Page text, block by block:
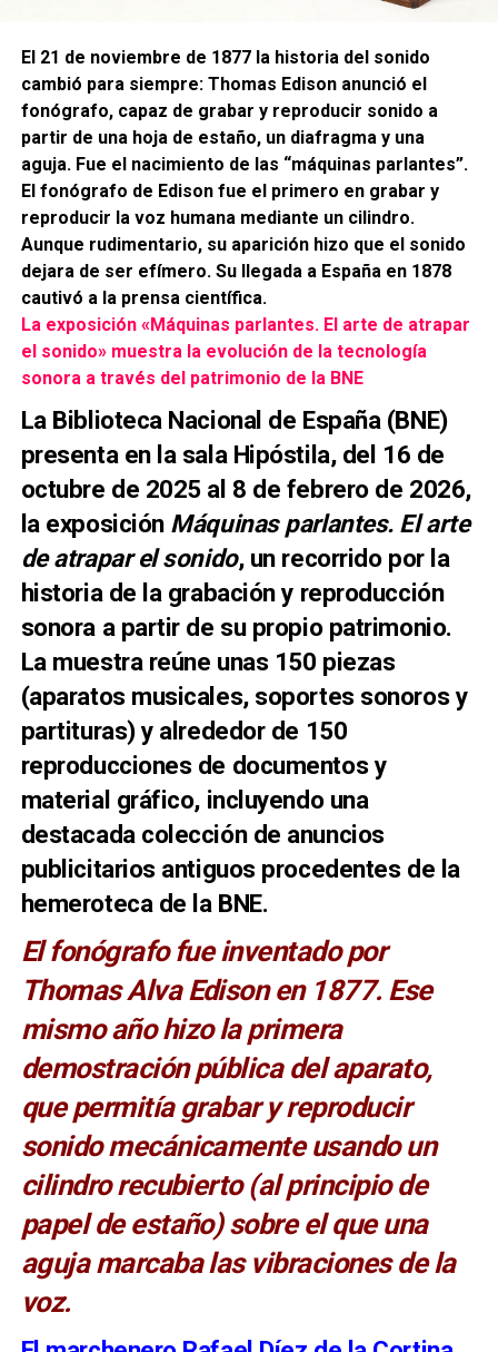
El 21 de noviembre de 1877 la historia del sonido
cambió para siempre: Thomas Edison anunció el
fonógrafo, capaz de grabar y reproducir sonido a
partir de una hoja de estaño, un diafragma y una
aguja. Fue el nacimiento de las “máquinas parlantes”.
El fonógrafo de Edison fue el primero en grabar y
reproducir la voz humana mediante un cilindro.
Aunque rudimentario, su aparición hizo que el sonido
dejara de ser efímero. Su llegada a España en 1878
cautivó a la prensa científica.
La exposición «Máquinas parlantes. El arte de atrapar
el sonido» muestra la evolución de la tecnología
sonora a través del patrimonio de la BNE
La Biblioteca Nacional de España (BNE)
presenta en la sala Hipóstila, del 16 de
octubre de 2025 al 8 de febrero de 2026,
la exposición Máquinas parlantes. El arte
de atrapar el sonido, un recorrido por la
historia de la grabación y reproducción
sonora a partir de su propio patrimonio.
La muestra reúne unas 150 piezas
(aparatos musicales, soportes sonoros y
partituras) y alrededor de 150
reproducciones de documentos y
material gráfico, incluyendo una
destacada colección de anuncios
publicitarios antiguos procedentes de la
hemeroteca de la BNE.
El fonógrafo fue inventado por
Thomas Alva Edison en 1877. Ese
mismo año hizo la primera
demostración pública del aparato,
que permitía grabar y reproducir
sonido mecánicamente usando un
cilindro recubierto (al principio de
papel de estaño) sobre el que una
aguja marcaba las vibraciones de la
voz.